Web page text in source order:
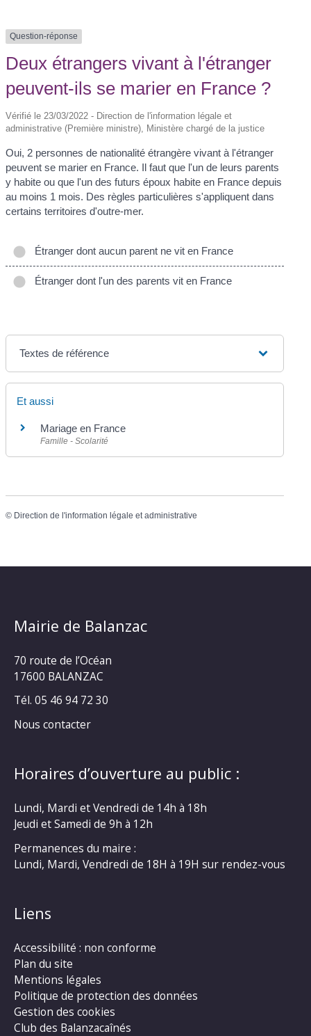
Question-réponse
Deux étrangers vivant à l'étranger
peuvent-ils se marier en France ?
Vérifié le 23/03/2022 - Direction de l'information légale et
administrative (Première ministre), Ministère chargé de la justice
Oui, 2 personnes de nationalité étrangère vivant à l'étranger
peuvent se marier en France. Il faut que l'un de leurs parents
y habite ou que l'un des futurs époux habite en France depuis
au moins 1 mois. Des règles particulières s'appliquent dans
certains territoires d'outre-mer.
Étranger dont aucun parent ne vit en France
Étranger dont l'un des parents vit en France
Textes de référence
Et aussi
Mariage en France
Famille - Scolarité
© Direction de l'information légale et administrative
Mairie de Balanzac
70 route de l’Océan
17600 BALANZAC
Tél. 05 46 94 72 30
Nous contacter
Horaires d’ouverture au public :
Lundi, Mardi et Vendredi de 14h à 18h
Jeudi et Samedi de 9h à 12h
Permanences du maire :
Lundi, Mardi, Vendredi de 18H à 19H sur rendez-vous
Liens
Accessibilité : non conforme
Plan du site
Mentions légales
Politique de protection des données
Gestion des cookies
Club des Balanzacaînés